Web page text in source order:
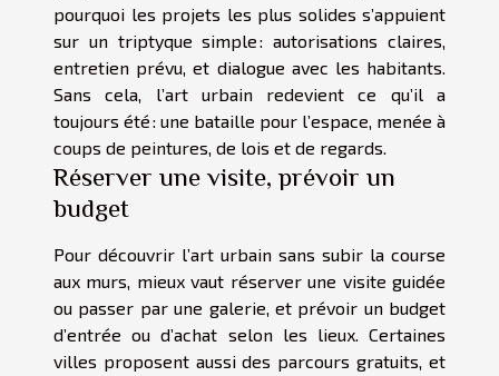
pourquoi les projets les plus solides s’appuient
sur un triptyque simple : autorisations claires,
entretien prévu, et dialogue avec les habitants.
Sans cela, l’art urbain redevient ce qu’il a
toujours été : une bataille pour l’espace, menée à
coups de peintures, de lois et de regards.
Réserver une visite, prévoir un
budget
Pour découvrir l’art urbain sans subir la course
aux murs, mieux vaut réserver une visite guidée
ou passer par une galerie, et prévoir un budget
d’entrée ou d’achat selon les lieux. Certaines
villes proposent aussi des parcours gratuits, et